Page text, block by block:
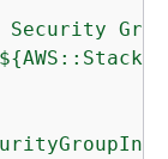
Security
{